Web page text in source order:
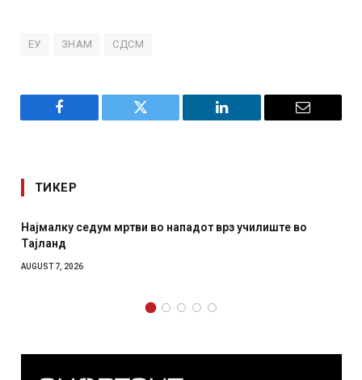
ЕУ ЗНАМ СДСМ
Facebook Twitter LinkedIn Email
ТИКЕР
врз училиште во
СОЗИС: Украинците повеќе им